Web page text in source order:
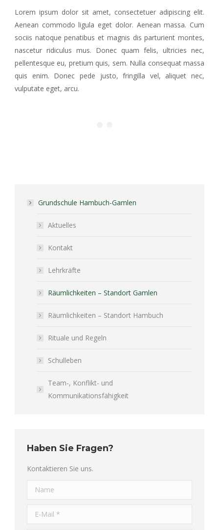
Lorem ipsum dolor sit amet, consectetuer adipiscing elit.
Aenean commodo ligula eget dolor. Aenean massa. Cum
sociis natoque penatibus et magnis dis parturient montes,
nascetur ridiculus mus. Donec quam felis, ultricies nec,
pellentesque eu, pretium quis, sem. Nulla consequat massa
quis enim. Donec pede justo, fringilla vel, aliquet nec,
vulputate eget, arcu.
Grundschule Hambuch-Gamlen
Aktuelles
Kontakt
Lehrkräfte
Räumlichkeiten – Standort Gamlen
Räumlichkeiten – Standort Hambuch
Rituale und Regeln
Schulleben
Team-, Konflikt- und
Kommunikationsfähigkeit
Haben Sie Fragen?
Kontaktieren Sie uns.
Name
E-Mail *